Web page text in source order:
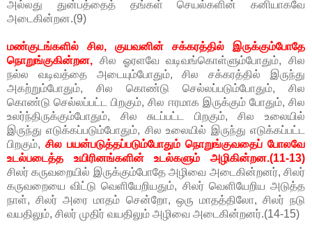
அல்லது துன்பத்தைத் தங்கள் செயல்களின் கனியாகவே
அடைகின்றன.(9)
மண்குடங்களில் சில, குயவனின் சக்கரத்தில் இருக்கும்போதே
நொறுங்குகின்றன, சில ஓரளவே வடிவங்கொள்ளும்போதும், சில
நல்ல வடிவத்தை அடையும்போதும், சில சக்கரத்தில் இருந்து
அகற்றும்போதும், சில கொண்டு செல்லப்படும்போதும், சில
கொண்டு செல்லப்பட்ட பிறகும், சில ஈரமாக இருக்கும் போதும், சில
உலர்ந்திருக்கும்போதும், சில சுடப்பட்ட பிறகும், சில உலையில்
இருந்து எடுக்கப்படும்போதும், சில உலையில் இருந்து எடுக்கப்பட்ட
பிறகும், சில பயன்படுத்தப்படும்போதும் நொறுங்குவதைப் போலவே
உடல்படைத்த உயிரினங்களின் உடல்களும் அழிகின்றன.(11-13)
சிலர் கருவறையில் இருக்கும்போதே அழிவை அடைகின்றனர், சிலர்
கருவறையை விட்டு வெளியேறியதும், சிலர் வெளியேறிய அடுத்த
நாள், சிலர் அரை மாதம் சென்றோ, ஒரு மாதத்திலோ, சிலர் நடு
வயதிலும், சிலர் முதிர் வயதிலும் அழிவை அடைகின்றனர்.(14-15)